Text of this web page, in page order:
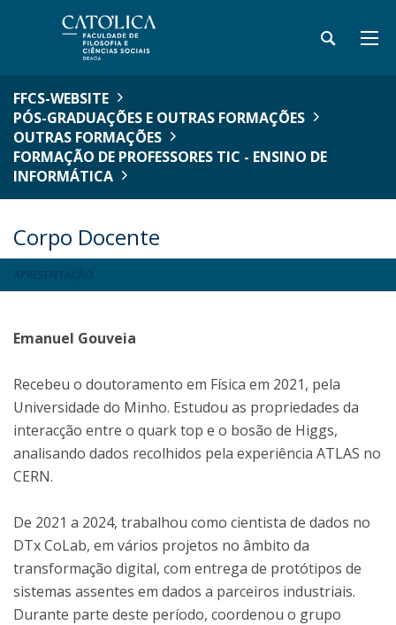
FFCS-WEBSITE
PÓS-GRADUAÇÕES E OUTRAS FORMAÇÕES
OUTRAS FORMAÇÕES
FORMAÇÃO DE PROFESSORES TIC - ENSINO DE
INFORMÁTICA
Corpo Docente
Emanuel Gouveia
Recebeu o doutoramento em Física em 2021, pela
Universidade do Minho. Estudou as propriedades da
interacção entre o quark top e o bosão de Higgs,
analisando dados recolhidos pela experiência ATLAS no
CERN.
De 2021 a 2024, trabalhou como cientista de dados no
DTx CoLab, em vários projetos no âmbito da
transformação digital, com entrega de protótipos de
sistemas assentes em dados a parceiros industriais.
Durante parte deste período, coordenou o grupo